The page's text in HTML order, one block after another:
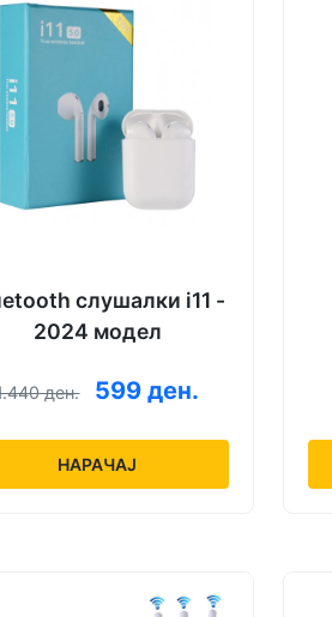
слушалки i11 -
2024 модел
ден. 599 ден.
НАРАЧАЈ